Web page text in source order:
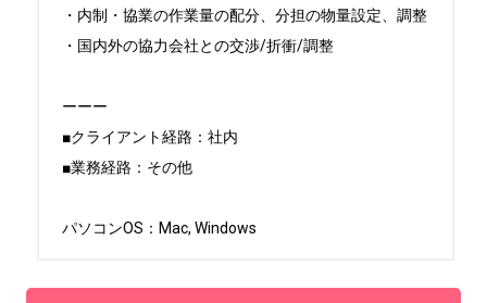
・内制・協業の作業量の配分、分担の物量設定、調整
・国内外の協力会社との交渉/折衝/調整
ーーー
■クライアント経路：社内
■業務経路：その他
パソコンOS：Mac, Windows